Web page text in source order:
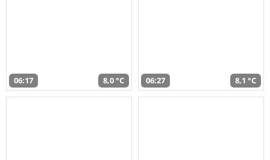
06:17 8,0 °C 06:27 8,1 °C